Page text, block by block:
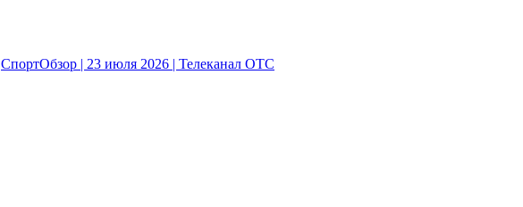
СпортОбзор | 23 июля 2026 | Телеканал ОТС